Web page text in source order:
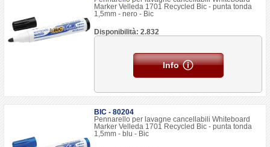
Marker Velleda 1701 Recycled Bic - punta tonda
1,5mm - nero - Bic
Disponibilità: 2.832
Info
BIC - 80204
Pennarello per lavagne cancellabili Whiteboard
Marker Velleda 1701 Recycled Bic - punta tonda
1,5mm - blu - Bic